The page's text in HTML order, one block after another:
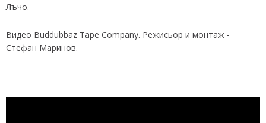
Лъчо.
Видео Buddubbaz Tape Company. Режисьор и монтаж -
Стефан Маринов.